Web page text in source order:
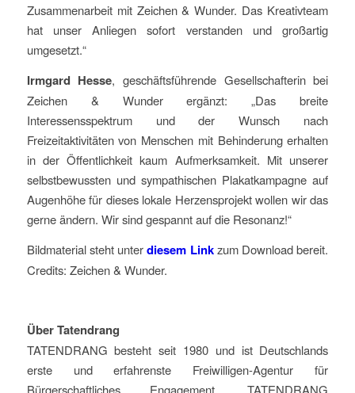
Zusammenarbeit mit Zeichen & Wunder. Das Kreativteam
hat unser Anliegen sofort verstanden und großartig
umgesetzt.“
Irmgard Hesse, geschäftsführende Gesellschafterin bei
Zeichen & Wunder ergänzt: „Das breite
Interessensspektrum und der Wunsch nach
Freizeitaktivitäten von Menschen mit Behinderung erhalten
in der Öffentlichkeit kaum Aufmerksamkeit. Mit unserer
selbstbewussten und sympathischen Plakatkampagne auf
Augenhöhe für dieses lokale Herzensprojekt wollen wir das
gerne ändern. Wir sind gespannt auf die Resonanz!“
Bildmaterial steht unterdiesem Linkzum Download bereit.
Credits: Zeichen & Wunder.
Über Tatendrang
TATENDRANG besteht seit 1980 und ist Deutschlands
erste und erfahrenste Freiwilligen-Agentur für
Bürgerschaftliches Engagement. TATENDRANG